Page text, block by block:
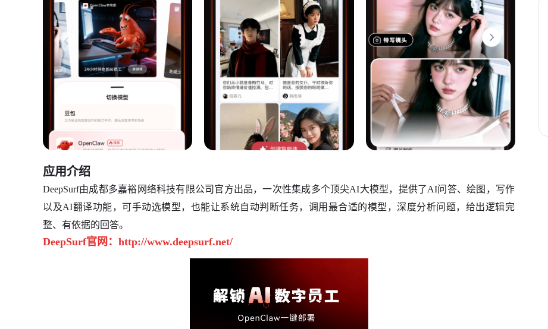
应用介绍
DeepSurf由成都多嘉裕网络科技有限公司官方出品，一次性集成多个顶尖AI大模型，提供了AI问答、绘图，写作
以及AI翻译功能，可手动选模型，也能让系统自动判断任务，调用最合适的模型，深度分析问题，给出逻辑完
整、有依据的回答。
DeepSurf官网：http://www.deepsurf.net/